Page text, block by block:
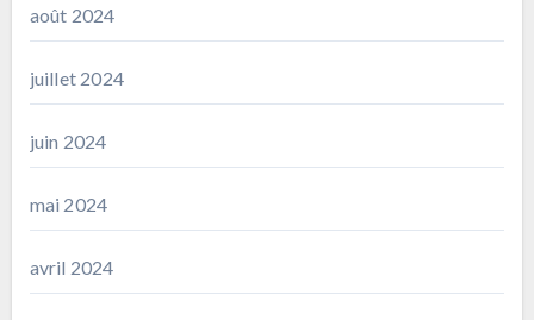
août 2024
juillet 2024
juin 2024
mai 2024
avril 2024